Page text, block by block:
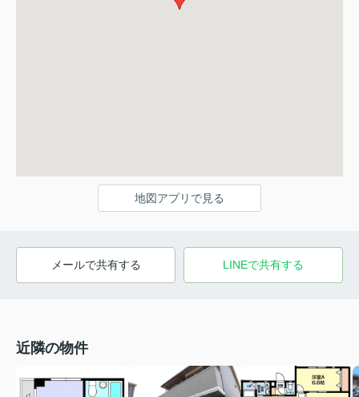
地図アプリで見る
メールで共有する LINEで共有する
近隣の物件